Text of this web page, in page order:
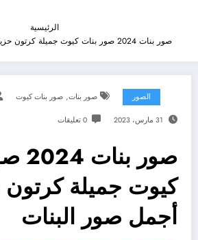
الرئيسية
صور بنات 2024 صور بنات كيوت جميلة كرتون حزينه أجمل صور البنات
الصور صور بنات, صور بنات كيوت
31 مارس، 2023 0 تعليقات
صور
كيوت جميلة كرتون
أجمل صور البنات